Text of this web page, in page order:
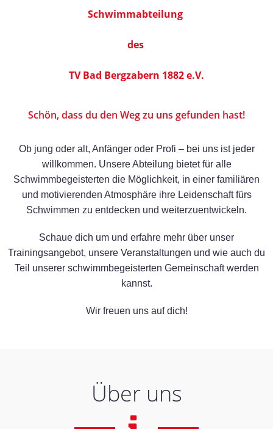
Schwimmabteilung
des
TV Bad Bergzabern 1882 e.V.
Schön, dass du den Weg zu uns gefunden hast!
Ob jung oder alt, Anfänger oder Profi – bei uns ist jeder
willkommen. Unsere Abteilung bietet für alle
Schwimmbegeisterten die Möglichkeit, in einer familiären
und motivierenden Atmosphäre ihre Leidenschaft fürs
Schwimmen zu entdecken und weiterzuentwickeln.
Schaue dich um und erfahre mehr über unser
Trainingsangebot, unsere Veranstaltungen und wie auch du
Teil unserer schwimmbegeisterten Gemeinschaft werden
kannst.
Wir freuen uns auf dich!
Über uns